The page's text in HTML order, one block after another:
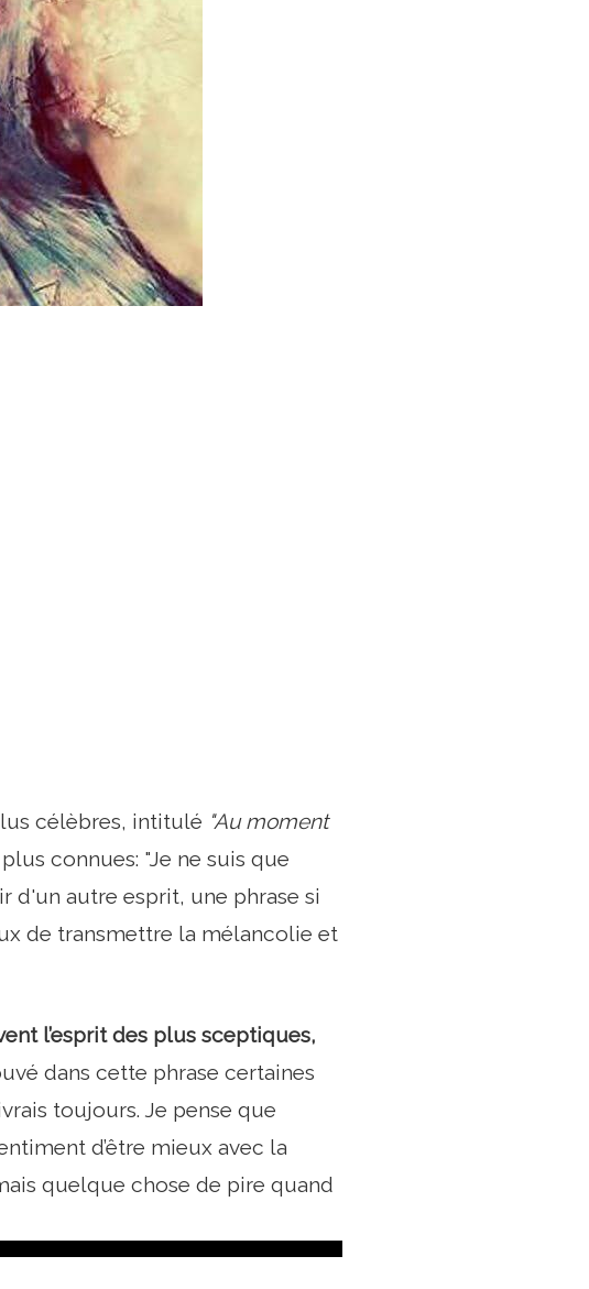
célèbres, intitulé "Au moment
connues: "Je ne suis que
d'un autre esprit, une phrase si
de transmettre la mélancolie et
l’esprit des plus sceptiques,
dans cette phrase certaines
toujours. Je pense que
d’être mieux avec la
quelque chose de pire quand